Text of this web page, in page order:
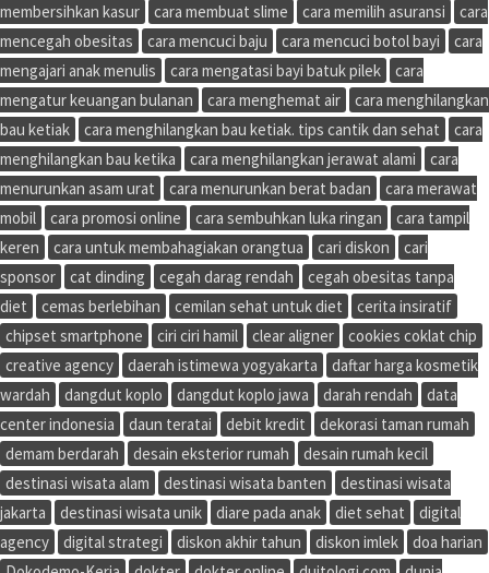
membersihkan kasur
cara membuat slime cara memilih asuransi
cara
mencegah obesitas
cara mencuci baju cara mencuci botol bayi
cara
mengajari anak menulis
cara mengatasi bayi batuk pilek
cara
mengatur keuangan bulanan
cara menghemat air
cara menghilangkan
bau ketiak
cara menghilangkan bau ketiak. tips cantik dan sehat
cara
menghilangkan bau ketika
cara menghilangkan jerawat alami
cara
menurunkan asam urat
cara menurunkan berat badan
cara merawat
mobil
cara promosi online cara sembuhkan luka ringan
cara tampil
keren
cara untuk membahagiakan orangtua cari diskon
cari
sponsor
cat dinding cegah darag rendah
cegah obesitas tanpa
diet
cemas berlebihan cemilan sehat untuk diet
cerita insiratif
chipset smartphone
ciri ciri hamil clear aligner
cookies coklat chip
creative agency
daerah istimewa yogyakarta
daftar harga kosmetik
wardah
dangdut koplo dangdut koplo jawa darah rendah
data
center indonesia
daun teratai debit kredit
dekorasi taman rumah
demam berdarah
desain eksterior rumah
desain rumah kecil
destinasi wisata alam
destinasi wisata banten
destinasi wisata
jakarta
destinasi wisata unik diare pada anak diet sehat
digital
agency
digital strategi diskon akhir tahun diskon imlek
doa harian